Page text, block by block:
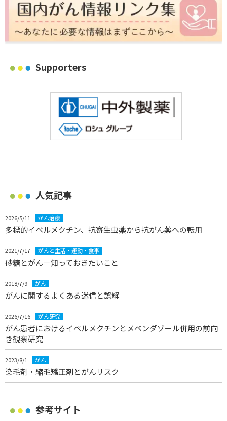
Supporters
人気記事
2026/5/11 がん治療
多標的イベルメクチン、抗寄生虫薬から抗がん薬への転用
2021/7/17 がんと生活・運動・食事
砂糖とがん－知っておきたいこと
2018/7/9 がん
がんに関するよくある迷信と誤解
2026/7/16 がん研究
がん患者におけるイベルメクチンとメベンダゾール併用の前向
き観察研究
2023/8/1 がん
染毛剤・縮毛矯正剤とがんリスク
参考サイト